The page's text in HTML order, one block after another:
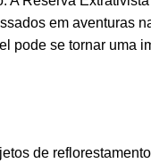
em aventuras
pode se tornar uma
de